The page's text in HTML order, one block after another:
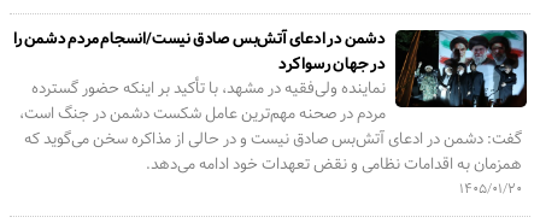
دشمن در ادعای آتش‌بس صادق نیست/انسجام مردم دشمن را
در جهان رسوا کرد
نماینده ولی‌فقیه در مشهد، با تأکید بر اینکه حضور گسترده
مردم در صحنه مهم‌ترین عامل شکست دشمن در جنگ است،
گفت: دشمن در ادعای آتش‌بس صادق نیست و در حالی از مذاکره سخن می‌گوید که
همزمان به اقدامات نظامی و نقض تعهدات خود ادامه می‌دهد.
۱۴۰۵/۰۱/۲۰